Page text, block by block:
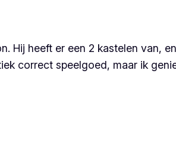
Hij heeft er een 2 kastelen van,
correct speelgoed, maar ik